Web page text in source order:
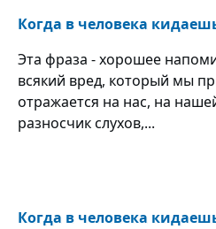
Когда в человека
Эта фраза - хорошее
всякий вред, который мы
отражается на нас, на
разносчик слухов,...
Когда в человека